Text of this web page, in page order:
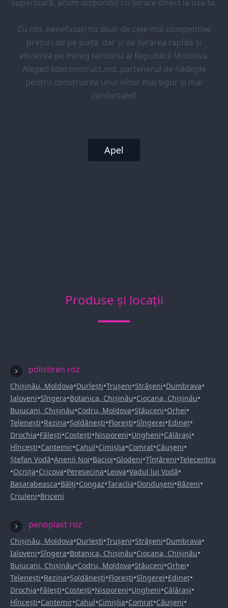
superioară, acum disponibil cu livrare direct la ușa ta.
Cu noi, beneficiați nu doar de cele mai competitive
prețuri de pe piață, dar și de livrarea rapidă și
eficientă pe întreg teritoriu al Republicii Moldova.
Alegeți lideronstruct.md, partenerul de nădejde
pentru construirea unui viitor mai sigur și mai
confortabil!
Apel
Produse și locații
polistiren roz
Chișinău, Moldova•Durlești•Trușeni•Strășeni•Dumbrava•
Ialoveni•Sîngera•Botanica, Chișinău•Ciocana, Chișinău•
Buiucani, Chișinău•Codru, Moldova•Stăuceni•Orhei•
Telenești•Rezina•Șoldănești•Florești•Sîngerei•Edineț•
Drochia•Fălești•Costești•Nisporeni•Ungheni•Călărași•
Hîncești•Cantemir•Cahul•Cimișlia•Comrat•Căușeni•
Ștefan Vodă•Anenii Noi•Bacioi•Glodeni•Țînțăreni•Telecentru
•Ocnița•Cricova•Peresecina•Leova•Vadul lui Vodă•
Basarabeasca•Bălți•Congaz•Taraclia•Dondușeni•Răzeni•
Criuleni•Briceni
penoplast roz
Chișinău, Moldova•Durlești•Trușeni•Strășeni•Dumbrava•
Ialoveni•Sîngera•Botanica, Chișinău•Ciocana, Chișinău•
Buiucani, Chișinău•Codru, Moldova•Stăuceni•Orhei•
Telenești•Rezina•Șoldănești•Florești•Sîngerei•Edineț•
Drochia•Fălești•Costești•Nisporeni•Ungheni•Călărași•
Hîncești•Cantemir•Cahul•Cimișlia•Comrat•Căușeni•